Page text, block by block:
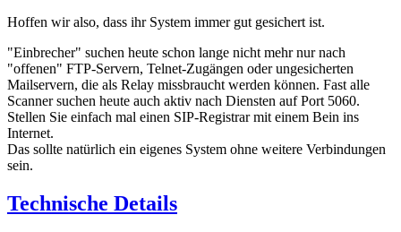
Hoffen wir also, dass ihr System immer gut gesichert ist.
"Einbrecher" suchen heute schon lange nicht mehr nur nach
"offenen" FTP-Servern, Telnet-Zugängen oder ungesicherten
Mailservern, die als Relay missbraucht werden können. Fast alle
Scanner suchen heute auch aktiv nach Diensten auf Port 5060.
Stellen Sie einfach mal einen SIP-Registrar mit einem Bein ins
Internet.
Das sollte natürlich ein eigenes System ohne weitere Verbindungen
sein.
Technische Details